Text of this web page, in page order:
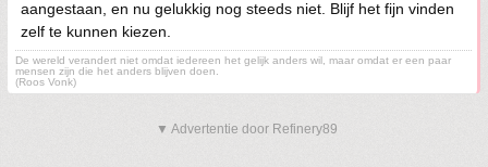
aangestaan, en nu gelukkig nog steeds niet. Blijf het fijn vinden
zelf te kunnen kiezen.
De wereld verandert niet omdat iedereen het gelijk anders wil, maar omdat er een paar
mensen zijn die het anders blijven doen.
(Roos Vonk)
▼ Advertentie door Refinery89